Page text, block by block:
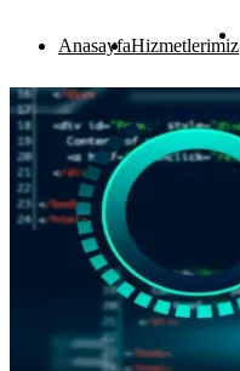
AnasayfaHizmetlerimiz